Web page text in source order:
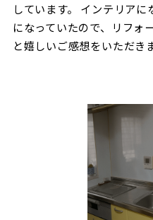
しています。 インテリア
になっていたので、リフォ
と嬉しいご感想をいただき